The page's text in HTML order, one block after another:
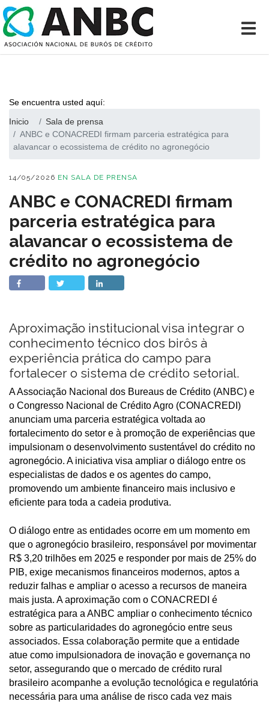
Se encuentra usted aquí:
Inicio
Sala de prensa
ANBC e CONACREDI firmam parceria estratégica para
alavancar o ecossistema de crédito no agronegócio
14/05/2026 EN SALA DE PRENSA
ANBC e CONACREDI firmam
parceria estratégica para
alavancar o ecossistema de
crédito no agronegócio
Aproximação institucional visa integrar o
conhecimento técnico dos birôs à
experiência prática do campo para
fortalecer o sistema de crédito setorial.
A Associação Nacional dos Bureaus de Crédito (ANBC) e
o Congresso Nacional de Crédito Agro (CONACREDI)
anunciam uma parceria estratégica voltada ao
fortalecimento do setor e à promoção de experiências que
impulsionam o desenvolvimento sustentável do crédito no
agronegócio. A iniciativa visa ampliar o diálogo entre os
especialistas de dados e os agentes do campo,
promovendo um ambiente financeiro mais inclusivo e
eficiente para toda a cadeia produtiva.
O diálogo entre as entidades ocorre em um momento em
que o agronegócio brasileiro, responsável por movimentar
R$ 3,20 trilhões em 2025 e responder por mais de 25% do
PIB, exige mecanismos financeiros modernos, aptos a
reduzir falhas e ampliar o acesso a recursos de maneira
mais justa. A aproximação com o CONACREDI é
estratégica para a ANBC ampliar o conhecimento técnico
sobre as particularidades do agronegócio entre seus
associados. Essa colaboração permite que a entidade
atue como impulsionadora de inovação e governança no
setor, assegurando que o mercado de crédito rural
brasileiro acompanhe a evolução tecnológica e regulatória
necessária para uma análise de risco cada vez mais